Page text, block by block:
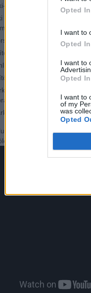
Opted In
I want to
Opted In
I want to
Opted In
I want to
of my
was
Opted
sarkon a Nap nem kel fel,
sarkkörön a Nap
Ez az év
nézve a téli
a Nap 43°-on delel, 11
a Nap 66,5°-on delel,
a Nap 90°-on delel, 13,5
a Nap 47°-on delel,
a Nap állandó
Fairbanks-ben